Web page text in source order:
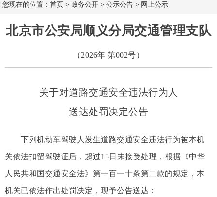
您现在的位置： 首页 > 政务公开 > 公示公告 > 网上公示
北京市公安局顺义分局交通管理支队
（2026年 第002号）
关于对道路交通安全违法行为人
送达处罚决定公告
下列机动车驾驶人发生道路交通安全违法行为被本机
关依法扣留驾驶证后，超过15日未接受处理，根据《中华
人民共和国交通安全法》第一百一十条第二款的规定，本
机关已依法作出处罚决定，现予公告送达：